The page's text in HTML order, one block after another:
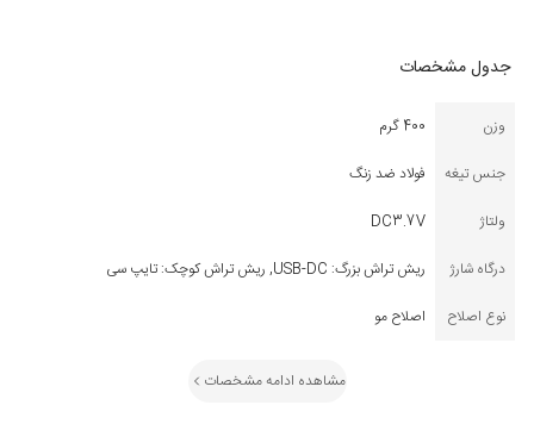
جدول مشخصات
وزن
400 گرم
جنس تیغه
فولاد ضد زنگ
ولتاژ
DC3.7V
درگاه شارژ
ریش تراش بزرگ: USB-DC, ریش تراش کوچک: تایپ سی
نوع اصلاح
اصلاح مو
مشاهده ادامه مشخصات